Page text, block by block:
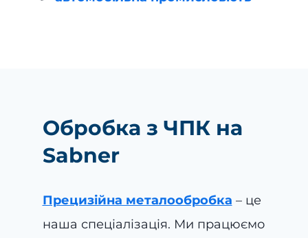
Обробка з ЧПК на
Sabner
Прецизійна металообробка – це
наша спеціалізація. Ми працюємо